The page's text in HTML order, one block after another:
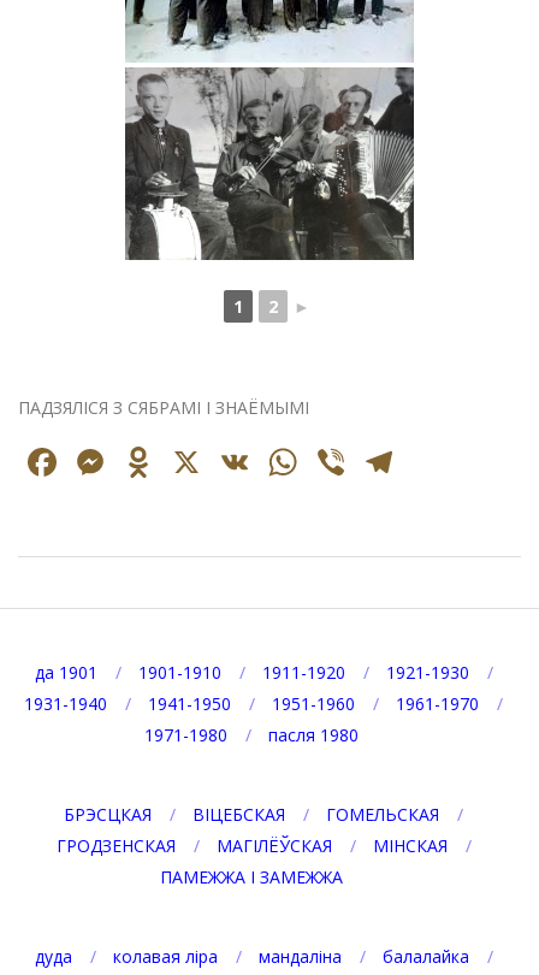
1 2 ►
ПАДЗЯЛІСЯ З СЯБРАМІ І ЗНАЁМЫМІ
Facebook
Messenger
Odnoklassniki
X VK WhatsApp
Viber
08-
да 1901
1901-1910 1911-1920
1921-1930
1931-1940
1941-1950 1951-1960
1961-1970
1971-1980
пасля 1980
БРЭСЦКАЯ ВІЦЕБСКАЯ
ГОМЕЛЬСКАЯ
ГРОДЗЕНСКАЯ
МАГІЛЁЎСКАЯ
МІНСКАЯ
ПАМЕЖЖА І ЗАМЕЖЖА
дуда колавая ліра мандаліна
балалайка